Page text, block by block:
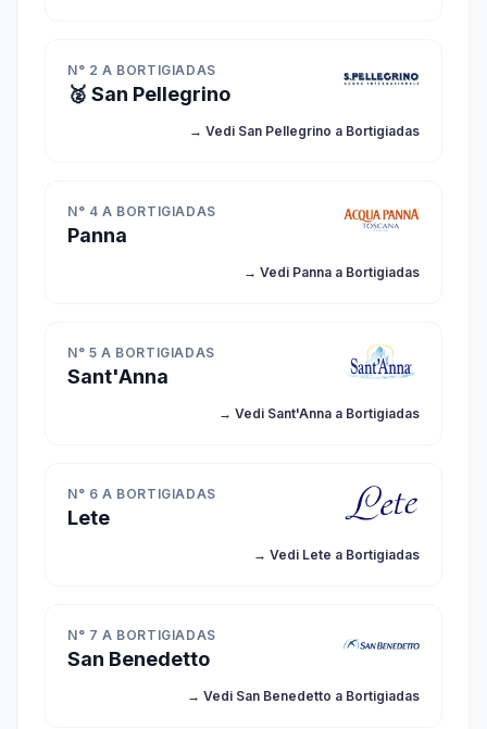
N° 2 A BORTIGIADAS
🥈 San Pellegrino
→ Vedi San Pellegrino a Bortigiadas
N° 4 A BORTIGIADAS
Panna
→ Vedi Panna a Bortigiadas
N° 5 A BORTIGIADAS
Sant'Anna
→ Vedi Sant'Anna a Bortigiadas
N° 6 A BORTIGIADAS
Lete
→ Vedi Lete a Bortigiadas
N° 7 A BORTIGIADAS
San Benedetto
→ Vedi San Benedetto a Bortigiadas